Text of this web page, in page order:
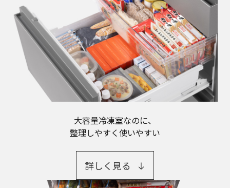
大容量冷凍室なのに、
整理しやすく使いやすい
詳しく見る